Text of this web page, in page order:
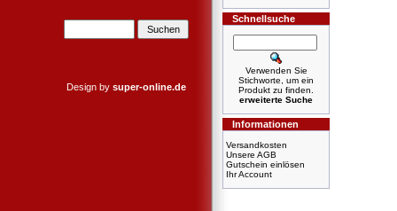
Design by super-online.de
Schnellsuche
Verwenden Sie
Stichworte, um ein
Produkt zu finden.
erweiterte Suche
Informationen
Versandkosten
Unsere AGB
Gutschein einlösen
Ihr Account